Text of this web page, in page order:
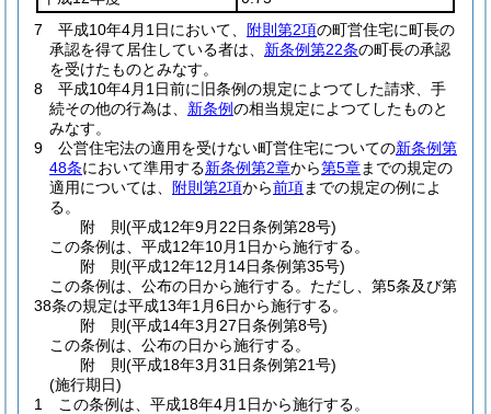
7
平成10年4月1日において、 附則第2項の町営住宅に町長の
承認を得て居住している者は、 新条例第22条の町長の承認
を受けたものとみなす。
8
平成10年4月1日前に旧条例の規定によつてした請求、手
続その他の行為は、 新条例の相当規定によつてしたものと
みなす。
9
公営住宅法の適用を受けない町営住宅についての新条例第
48条において準用する新条例第2章から第5章までの規定の
適用については、
附則第2項から前項までの規定の例によ
る。
附 則(平成12年9月22日条例第28号)
この条例は、平成12年10月1日から施行する。
附 則(平成12年12月14日条例第35号)
この条例は、公布の日から施行する。 ただし、第5条及び第
38条の規定は平成13年1月6日から施行する。
附 則(平成14年3月27日条例第8号)
この条例は、公布の日から施行する。
附 則(平成18年3月31日条例第21号)
(施行期日)
1
この条例は、平成18年4月1日から施行する。